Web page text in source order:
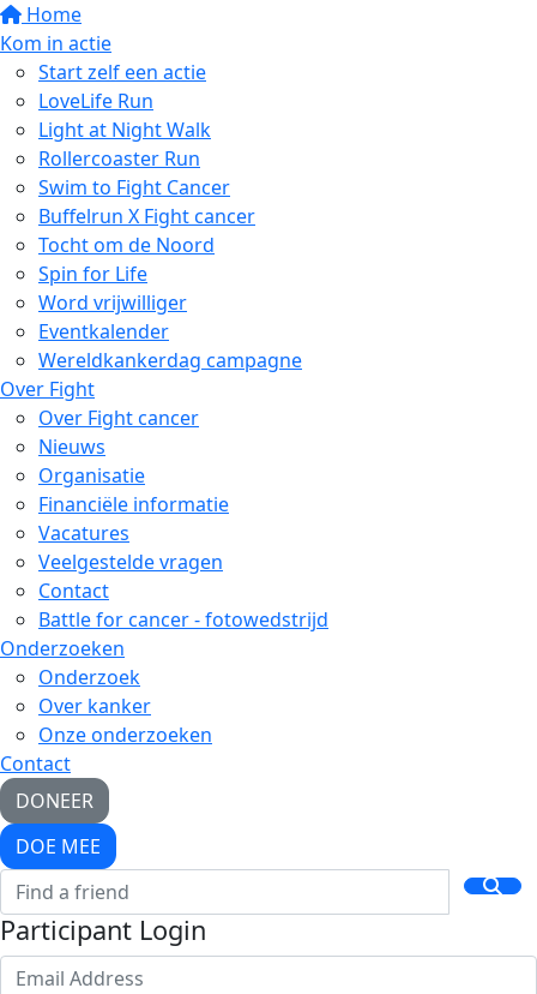
Home
Kom in actie
Start zelf een actie
LoveLife Run
Light at Night Walk
Rollercoaster Run
Swim to Fight Cancer
Buffelrun X Fight cancer
Tocht om de Noord
Spin for Life
Word vrijwilliger
Eventkalender
Wereldkankerdag campagne
Over Fight
Over Fight cancer
Nieuws
Organisatie
Financiële informatie
Vacatures
Veelgestelde vragen
Contact
Battle for cancer - fotowedstrijd
Onderzoeken
Onderzoek
Over kanker
Onze onderzoeken
Contact
DONEER
DOE MEE
Participant Login